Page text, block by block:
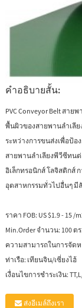
คำอธิบายสั้น:
PVC Conveyor Belt สา
พื้นผิวของสายพานลำเลีย
ระหว่างการขนส่งเพื่อป้
สายพานลำเลียงพีวีซีทน
อิเล็กทรอนิกส์ โลจิสติกส์
อุตสาหกรรมทั่วไปอื่นๆ มี
ราคา FOB: US $1.9 - 15 /
Min.Order จำนวน: 100 ต
ความสามารถในการจัดห
ท่าเรือ: เทียนจิน/เซี่ยงไฮ้
เงื่อนไขการชำระเงิน:
ส่งอีเมล์ถึงเรา